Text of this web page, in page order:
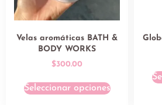
Velas aromáticas BATH &
BODY WORKS
$300.00
Seleccionar opciones